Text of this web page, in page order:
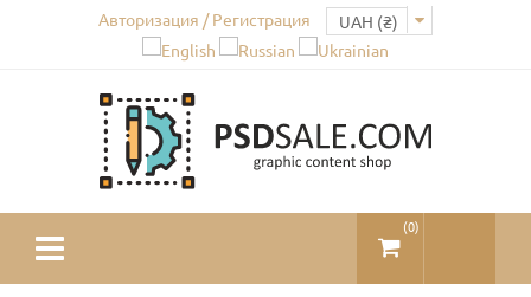
Авторизация / Регистрация
(0)